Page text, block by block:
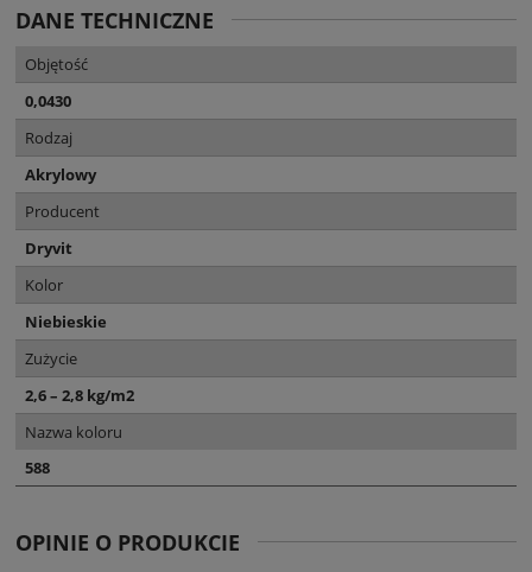
DANE TECHNICZNE
Objętość
0,0430
Rodzaj
Akrylowy
Producent
Dryvit
Kolor
Niebieskie
Zużycie
2,6 – 2,8 kg/m2
Nazwa koloru
588
OPINIE O PRODUKCIE